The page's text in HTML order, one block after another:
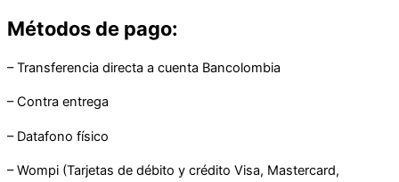
Métodos de pago:
– Transferencia directa a cuenta Bancolombia
– Contra entrega
– Datafono físico
– Wompi (Tarjetas de débito y crédito Visa, Mastercard,